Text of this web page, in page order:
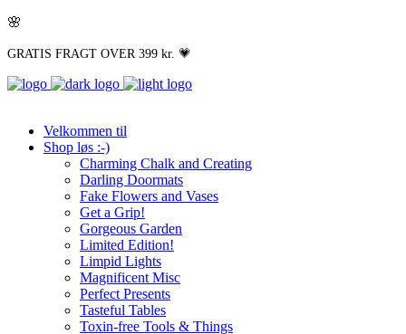
🌸
GRATIS FRAGT OVER 399 kr. 💗
Velkommen til
Shop løs :-)
Charming Chalk and Creating
Darling Doormats
Fake Flowers and Vases
Get a Grip!
Gorgeous Garden
Limited Edition!
Limpid Lights
Magnificent Misc
Perfect Presents
Tasteful Tables
Toxin-free Tools & Things